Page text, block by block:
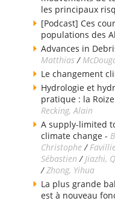
les principaux
[Podcast] Ces
populations des
Advances in
Matthias/
Le changement
Hydrologie et
pratique : la
Recking, Alain
A supply-limited
climate change -
Christophe/
Sébastien / Jiazhi,
/Zhong, Yihua
La plus grande
est à nouveau